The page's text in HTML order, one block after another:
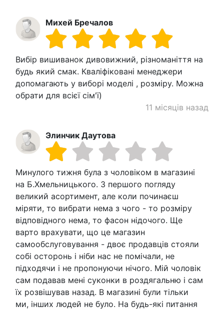
Михей Бречалов
Вибір вишиванок дивовижний, різноманіття на
будь який смак. Кваліфіковані менеджери
допомагають у виборі моделі , розміру. Можна
обрати для всієї сім'ї)
11 місяців назад
Элинчик Даутова
Минулого тижня була з чоловіком в магазині
на Б.Хмельницького. З першого погляду
великий асортимент, але коли починаєш
міряти, то вибрати нема з чого - то розміру
відповідного нема, то фасон нідочого. Ще
варто врахувати, що це магазин
самообслуговування - двоє продавців стояли
собі осторонь і ніби нас не помічали, не
підходячи і не пропонуючи нічого. Мій чоловік
сам подавав мені суконки в роздягальню і сам
їх розвішував назад. В магазині були тільки
ми, інших людей не було. На будь-які питання